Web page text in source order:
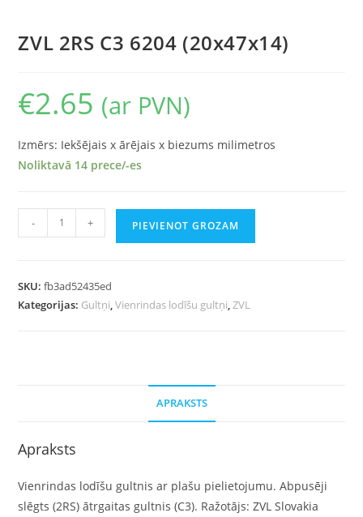
ZVL 2RS C3 6204 (20x47x14)
€2.65 (ar PVN)
Izmērs: Iekšējais x ārējais x biezums milimetros
Noliktavā 14 prece/-es
- + PIEVIENOT GROZAM
SKU:fb3ad52435ed
Kategorijas: Gultņi,Vienrindas lodīšu gultņi,ZVL
APRAKSTS
Apraksts
Vienrindas lodīšu gultnis ar plašu pielietojumu. Abpusēji
slēgts (2RS) ātrgaitas gultnis (C3). Ražotājs: ZVL Slovakia